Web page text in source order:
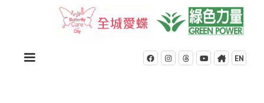
     EN